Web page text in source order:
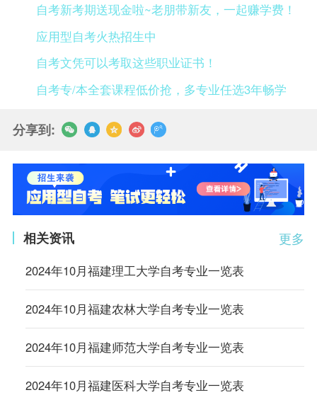
自考新考期送现金啦~老朋带新友，一起赚学费！
应用型自考火热招生中
自考文凭可以考取这些职业证书！
自考专/本全套课程低价抢，多专业任选3年畅学
分享到:
更多
相关资讯
2024年10月福建理工大学自考专业一览表
2024年10月福建农林大学自考专业一览表
2024年10月福建师范大学自考专业一览表
2024年10月福建医科大学自考专业一览表